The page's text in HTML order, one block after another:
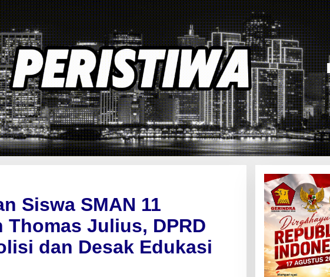
Siswa SMAN 11
Thomas Julius, DPRD
dan Desak Edukasi